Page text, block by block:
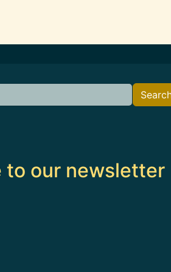
to our newsletter